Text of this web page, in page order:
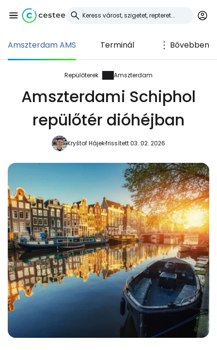
Amszterdam AMS Terminál Bővebben
Repülőterek Amszterdam
Amszterdami Schiphol
repülőtér dióhéjban
Kryštof Hájekfrissített 03. 02. 2026
Bejelentkezés a
Cestee-be
... az utazási közösség világszerte
Folytatás a Google-lal
Folytatás a Facebookkal
Folytassa e-mailben